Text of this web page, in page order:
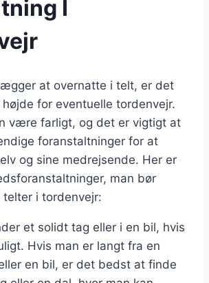
I
at overnatte i telt, er det
for eventuelle tordenvejr.
være farligt, og det er vigtigt at
foranstaltninger for at
og sine medrejsende. Her er
man bør
i tordenvejr:
et solidt tag eller i en bil, hvis
Hvis man er langt fra en
en bil, er det bedst at finde